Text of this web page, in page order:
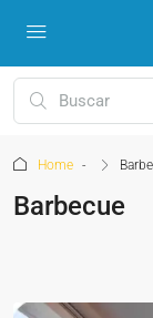
Home
Barbecue